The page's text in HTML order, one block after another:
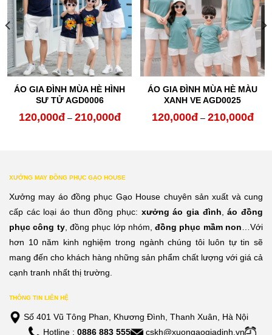
ÁO GIA ĐÌNH MÙA HÈ HÌNH
SƯ TỬ AGD0006
120,000đ – 210,000đKhoảng
210,000đ
ÁO GIA ĐÌNH MÙA HÈ MÀU
XANH VE AGD0025
120,000đ – 210,000đ
XƯỞNG MAY ĐỒNG PHỤC GẠO HOUSE
Xưởng may áo đồng phục Gạo House chuyên sản xuất và cung
cấp các loại áo thun đồng phục: xưởng áo gia đình,áo đồng
phục công ty, đồng phục lớp nhóm,đồng phục mầm non…Với
hơn 10 năm kinh nghiệm trong ngành chúng tôi luôn tự tin sẽ
mang đến cho khách hàng những sản phẩm chất lượng với giá cả
cạnh tranh nhất thị trường.
THÔNG TIN LIÊN HỆ
Số 401 Vũ Tông Phan, Khương Đình, Thanh Xuân, Hà Nội
Hotline : 0886 883 555
cskh@xuongaogiadinh.vn